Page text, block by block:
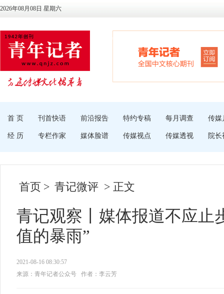
2026年08月08日 星期六
首 页 刊首快语 前沿报告 特约专稿 每月调查 传媒
经 历 专栏作家 媒体脸谱 传媒视点 传媒透视 院长
首页 > 青记微评 > 正文
青记观察丨媒体报道不应止
值的暴雨”
2021-08-16 08:30:57
来源：青年记者公众号
作者：李云芳